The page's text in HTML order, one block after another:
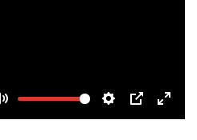
Mute Settings
PIP Enter